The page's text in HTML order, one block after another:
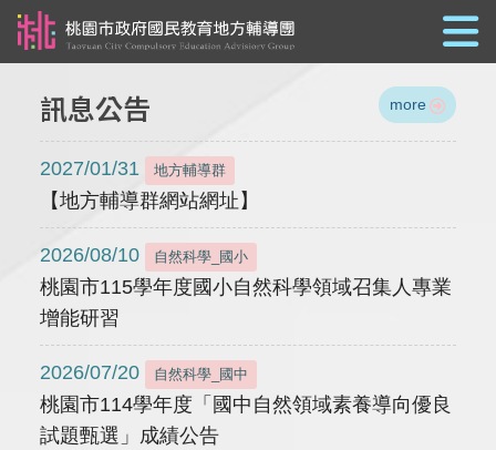
訊息公告 more
2027/01/31 地方輔導群
【地方輔導群網站網址】
2026/08/10 自然科學_國小
桃園市115學年度國小自然科學領域召集人專業
增能研習
2026/07/20 自然科學_國中
桃園市114學年度「國中自然領域素養導向優良
試題甄選」成績公告